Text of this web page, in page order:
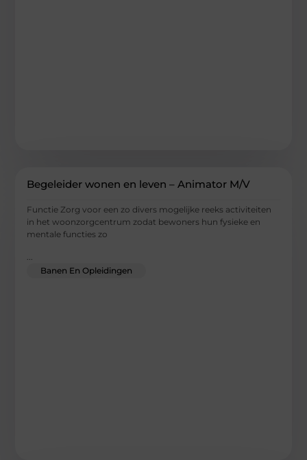
Begeleider wonen en leven – Animator M/V
Functie Zorg voor een zo divers mogelijke reeks activiteiten
in het woonzorgcentrum zodat bewoners hun fysieke en
mentale functies zo
Banen En Opleidingen